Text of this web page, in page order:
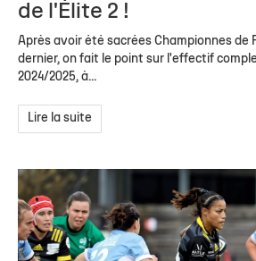
de l'Élite 2 !
Après avoir été sacrées Championnes de
dernier, on fait le point sur l'effectif
2024/2025, à...
Lire la suite